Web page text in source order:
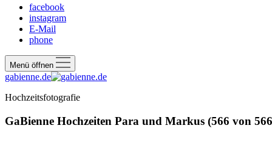
facebook
instagram
E-Mail
phone
Menü öffnen
gabienne.de
Hochzeitsfotografie
GaBienne Hochzeiten Para und Markus (566 von